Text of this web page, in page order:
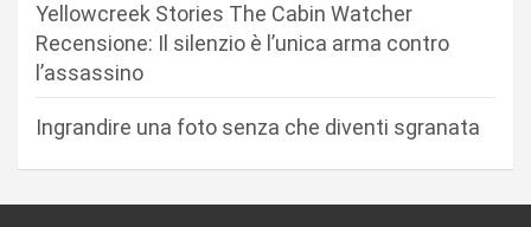
Yellowcreek Stories The Cabin Watcher
Recensione: Il silenzio è l’unica arma contro
l’assassino
Ingrandire una foto senza che diventi sgranata